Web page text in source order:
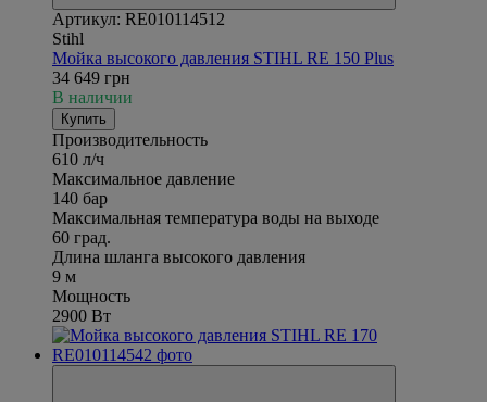
Артикул: RE010114512
Stihl
Мойка высокого давления STIHL RE 150 Plus
34 649 грн
В наличии
Купить
Производительность
610 л/ч
Максимальное давление
140 бар
Максимальная температура воды на выходе
60 град.
Длина шланга высокого давления
9 м
Мощность
2900 Вт